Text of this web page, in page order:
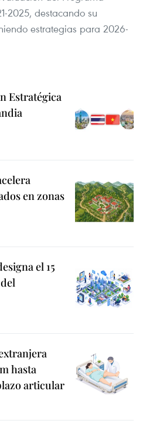
2025, destacando su
estrategias para 2026-
Estratégica
en zonas
el 15
hasta
articular